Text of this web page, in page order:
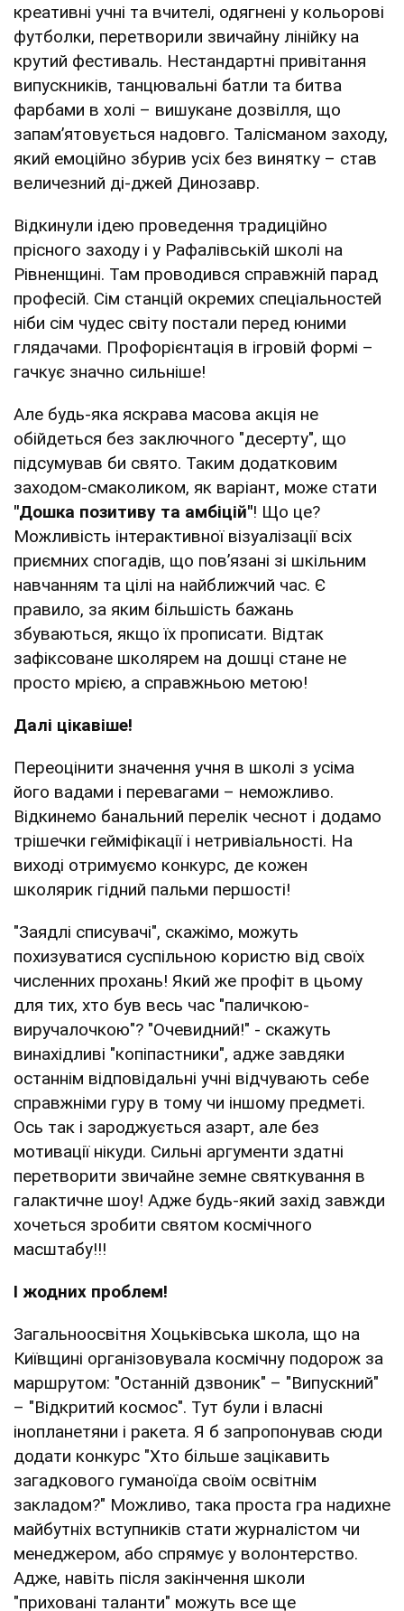
креативні учні та вчителі, одягнені у кольорові
футболки, перетворили звичайну лінійку на
крутий фестиваль. Нестандартні привітання
випускників, танцювальні батли та битва
фарбами в холі – вишукане дозвілля, що
запам’ятовується надовго. Талісманом заходу,
який емоційно збурив усіх без винятку – став
величезний ді-джей Динозавр.
Відкинули ідею проведення традиційно
прісного заходу і у Рафалівській школі на
Рівненщині. Там проводився справжній парад
професій. Сім станцій окремих спеціальностей
ніби сім чудес світу постали перед юними
глядачами. Профорієнтація в ігровій формі –
гачкує значно сильніше!
Але будь-яка яскрава масова акція не
обійдеться без заключного "десерту", що
підсумував би свято. Таким додатковим
заходом-смаколиком, як варіант, може стати
"Дошка позитиву та амбіцій"! Що це?
Можливість інтерактивної візуалізації всіх
приємних спогадів, що пов’язані зі шкільним
навчанням та цілі на найближчий час. Є
правило, за яким більшість бажань
збуваються, якщо їх прописати. Відтак
зафіксоване школярем на дошці стане не
просто мрією, а справжньою метою!
Далі цікавіше!
Переоцінити значення учня в школі з усіма
його вадами і перевагами – неможливо.
Відкинемо банальний перелік чеснот і додамо
трішечки гейміфікації і нетривіальності. На
виході отримуємо конкурс, де кожен
школярик гідний пальми першості!
"Заядлі списувачі", скажімо, можуть
похизуватися суспільною користю від своїх
численних прохань! Який же профіт в цьому
для тих, хто був весь час "паличкою-
виручалочкою"? "Очевидний!" - скажуть
винахідливі "копіпастники", адже завдяки
останнім відповідальні учні відчувають себе
справжніми гуру в тому чи іншому предметі.
Ось так і зароджується азарт, але без
мотивації нікуди. Сильні аргументи здатні
перетворити звичайне земне святкування в
галактичне шоу! Адже будь-який захід завжди
хочеться зробити святом космічного
масштабу!!!
І жодних проблем!
Загальноосвітня Хоцьківська школа, що на
Київщині організовувала космічну подорож за
маршрутом: "Останній дзвоник" – "Випускний"
– "Відкритий космос". Тут були і власні
інопланетяни і ракета. Я б запропонував сюди
додати конкурс "Хто більше зацікавить
загадкового гуманоїда своїм освітнім
закладом?" Можливо, така проста гра надихне
майбутніх вступників стати журналістом чи
менеджером, або спрямує у волонтерство.
Адже, навіть після закінчення школи
"приховані таланти" можуть все ще